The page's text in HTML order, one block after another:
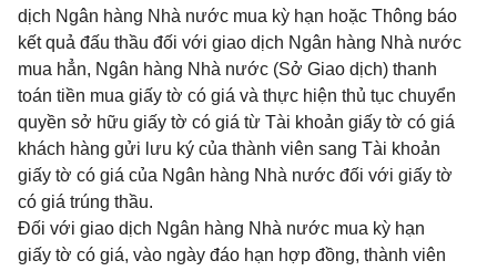
dịch Ngân hàng Nhà nước mua kỳ hạn hoặc Thông báo
kết quả đấu thầu đối với giao dịch Ngân hàng Nhà nước
mua hẳn, Ngân hàng Nhà nước (Sở Giao dịch) thanh
toán tiền mua giấy tờ có giá và thực hiện thủ tục chuyển
quyền sở hữu giấy tờ có giá từ Tài khoản giấy tờ có giá
khách hàng gửi lưu ký của thành viên sang Tài khoản
giấy tờ có giá của Ngân hàng Nhà nước đối với giấy tờ
có giá trúng thầu.
Đối với giao dịch Ngân hàng Nhà nước mua kỳ hạn
giấy tờ có giá, vào ngày đáo hạn hợp đồng, thành viên